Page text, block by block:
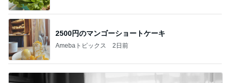
2500円のマンゴーショートケーキ
Amebaトピックス 2日前